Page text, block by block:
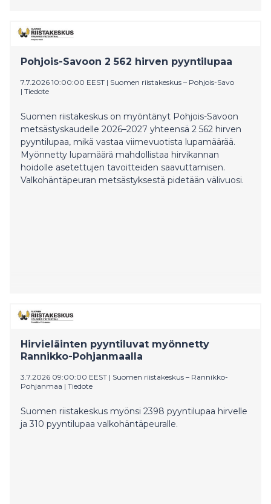
Pohjois-Savoon 2 562 hirven pyyntilupaa
7.7.2026 10:00:00 EEST | Suomen riistakeskus – Pohjois-Savo
| Tiedote
Suomen riistakeskus on myöntänyt Pohjois-Savoon
metsästyskaudelle 2026–2027 yhteensä 2 562 hirven
pyyntilupaa, mikä vastaa viimevuotista lupamäärää.
Myönnetty lupamäärä mahdollistaa hirvikannan
hoidolle asetettujen tavoitteiden saavuttamisen.
Valkohäntäpeuran metsästyksestä pidetään välivuosi.
Hirvieläinten pyyntiluvat myönnetty
Rannikko-Pohjanmaalla
3.7.2026 09:00:00 EEST | Suomen riistakeskus – Rannikko-
Pohjanmaa | Tiedote
Suomen riistakeskus myönsi 2398 pyyntilupaa hirvelle
ja 310 pyyntilupaa valkohäntäpeuralle.